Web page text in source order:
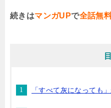
続きはマンガUPで全話無
「すべて灰になっても